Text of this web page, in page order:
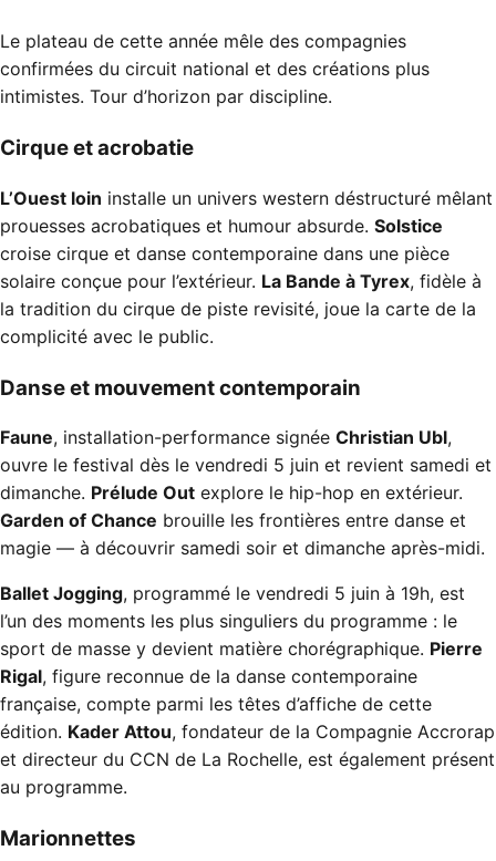
Le plateau de cette année mêle des compagnies
confirmées du circuit national et des créations plus
intimistes. Tour d’horizon par discipline.
Cirque et acrobatie
L’Ouest loin installe un univers western déstructuré mêlant
prouesses acrobatiques et humour absurde. Solstice
croise cirque et danse contemporaine dans une pièce
solaire conçue pour l’extérieur. La Bande à Tyrex, fidèle à
la tradition du cirque de piste revisité, joue la carte de la
complicité avec le public.
Danse et mouvement contemporain
Faune, installation-performance signée Christian Ubl,
ouvre le festival dès le vendredi 5 juin et revient samedi et
dimanche. Prélude Out explore le hip-hop en extérieur.
Garden of Chance brouille les frontières entre danse et
magie — à découvrir samedi soir et dimanche après-midi.
Ballet Jogging, programmé le vendredi 5 juin à 19h, est
l’un des moments les plus singuliers du programme : le
sport de masse y devient matière chorégraphique. Pierre
Rigal, figure reconnue de la danse contemporaine
française, compte parmi les têtes d’affiche de cette
édition. Kader Attou, fondateur de la Compagnie Accrorap
et directeur du CCN de La Rochelle, est également présent
au programme.
Marionnettes